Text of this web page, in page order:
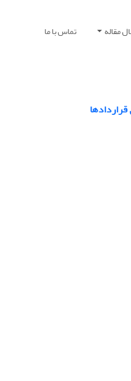
مقاله تماس با ما